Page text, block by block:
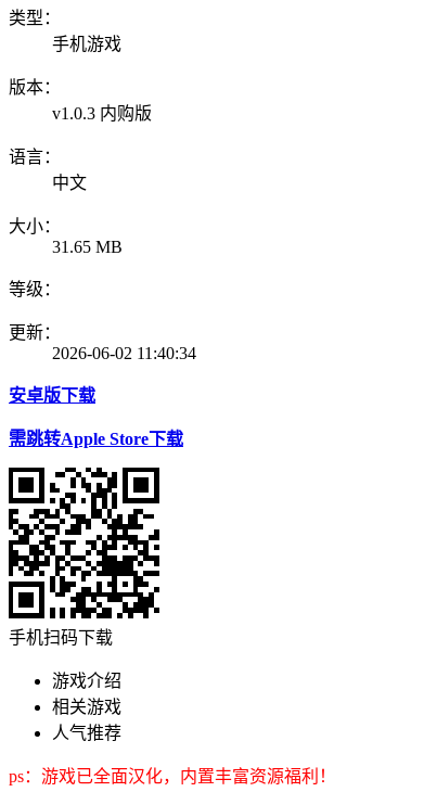
类型：
手机游戏
版本：
v1.0.3 内购版
语言：
中文
大小：
31.65 MB
等级：
更新：
2026-06-02 11:40:34
安卓版下载
需跳转Apple Store下载
手机扫码下载
游戏介绍
相关游戏
人气推荐
ps：游戏已全面汉化，内置丰富资源福利！